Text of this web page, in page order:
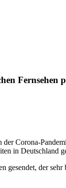
Corona-
in Deutschland
gesendet, der